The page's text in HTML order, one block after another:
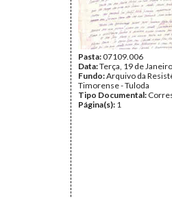
Pasta:07109.006
Data:Terça, 19 de
Fundo:Arquivo da
Timorense - Tuloda
Tipo Documental:
Página(s): 1